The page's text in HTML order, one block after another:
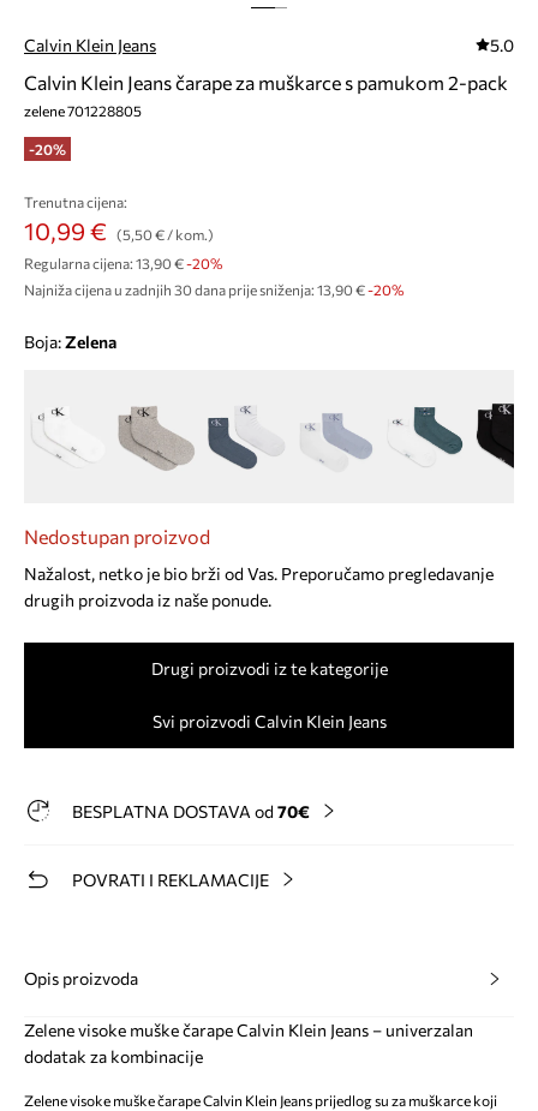
Calvin Klein Jeans 5.0
Calvin Klein Jeans čarape za muškarce s pamukom 2-pack
zelene 701228805
-20%
Trenutna cijena:
10,99 €
(5,50 € / kom.)
Regularna cijena: 13,90 €-20%
Najniža cijena u zadnjih 30 dana prije sniženja: 13,90 € -20%
Boja: zelena
Nedostupan proizvod
Nažalost, netko je bio brži od Vas. Preporučamo pregledavanje
drugih proizvoda iz naše ponude.
Drugi proizvodi iz te kategorije
Svi proizvodi Calvin Klein Jeans
BESPLATNA DOSTAVA od 70€
POVRATI I REKLAMACIJE
Opis proizvoda
Zelene visoke muške čarape Calvin Klein Jeans – univerzalan
dodatak za kombinacije
Zelene visoke muške čarape Calvin Klein Jeans prijedlog su za muškarce koji